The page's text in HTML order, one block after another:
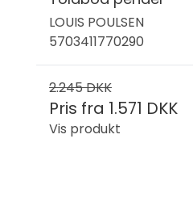
LOUIS POULSEN
5703411770290
2.245 DKK
Pris fra 1.571 DKK
Vis produkt